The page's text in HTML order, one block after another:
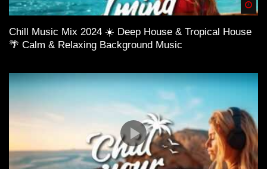
Chill Music Mix 2024 ☀️ Deep House & Tropical House
🌴 Calm & Relaxing Background Music